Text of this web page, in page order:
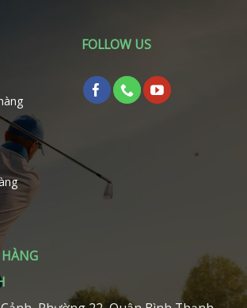
FOLLOW US